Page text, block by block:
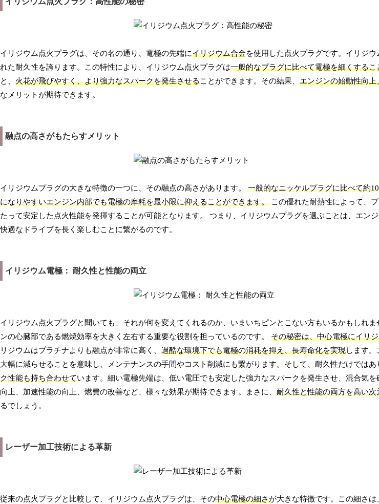
イリジウム点火プラグは、その名の通り、電極の先端にイリジウム合金を使用した点火プラグです。イリジ
れた耐久性を誇ります。この特性により、イリジウム点火プラグは一般的なプラグに比べて電極を細くするこ
と、 火花が飛びやすく、より強力なスパークを発生させることができます。その結果、 エンジンの始動性向
なメリットが期待できます。
融点の高さがもたらすメリット
イリジウムプラグの大きな特徴の一つに、その融点の高さがあります。 一般的なニッケルプラグに比べて約
になりやすいエンジン内部でも電極の摩耗を最小限に抑えることができます。 この優れた耐熱性によって、
たって安定した点火性能を発揮することが可能となります。 つまり、イリジウムプラグを選ぶことは、エン
快適なドライブを長く楽しむことに繋がるのです。
イリジウム電極： 耐久性と性能の両立
イリジウム点火プラグと聞いても、それが何を変えてくれるのか、いまいちピンとこない方もいるかもしれ
ンの心臓部である燃焼効率を大きく左右する重要な役割を担っているのです。 その秘密は、中心電極にイリ
リジウムはプラチナよりも融点が非常に高く、 過酷な環境下でも電極の消耗を抑え、長寿命化を実現します
大幅に減らせることを意味し、メンテナンスの手間やコスト削減にも繋がります。そして、耐久性だけではあ
ク性能も持ち合わせています。細い電極先端は、低い電圧でも安定した強力なスパークを発生させ、混合気
向上、加速性能の向上、燃費の改善など、様々な効果が期待できます。まさに、 耐久性と性能の両方を高い次
るでしょう。
レーザー加工技術による革新
従来の点火プラグと比較して、イリジウム点火プラグは、その中心電極の細さが大きな特徴です。この細さ